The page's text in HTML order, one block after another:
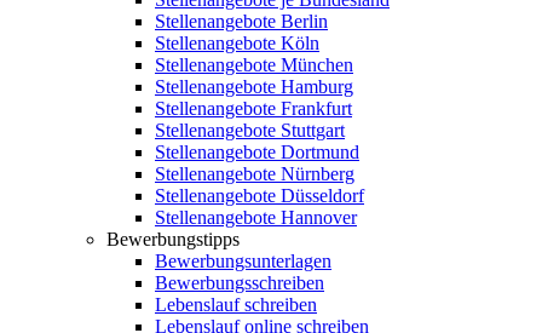
Stellenangebote Berlin
Stellenangebote Köln
Stellenangebote München
Stellenangebote Hamburg
Stellenangebote Frankfurt
Stellenangebote Stuttgart
Stellenangebote Dortmund
Stellenangebote Nürnberg
Stellenangebote Düsseldorf
Stellenangebote Hannover
Bewerbungstipps
Bewerbungsunterlagen
Bewerbungsschreiben
Lebenslauf schreiben
Lebenslauf online schreiben